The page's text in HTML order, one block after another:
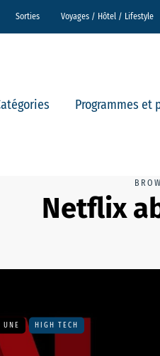
Sorties Voyages / Hôtel / Lifestyle
Programmes et
Netflix
UNE HIGH TECH